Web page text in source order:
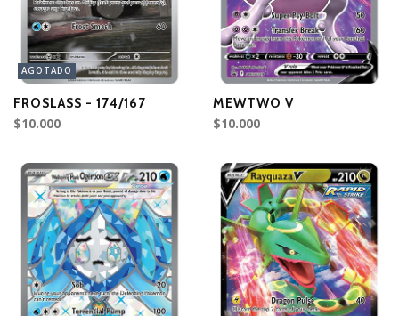
AGOTADO
FROSLASS - 174/167
$10.000
MEWTWO V
$10.000